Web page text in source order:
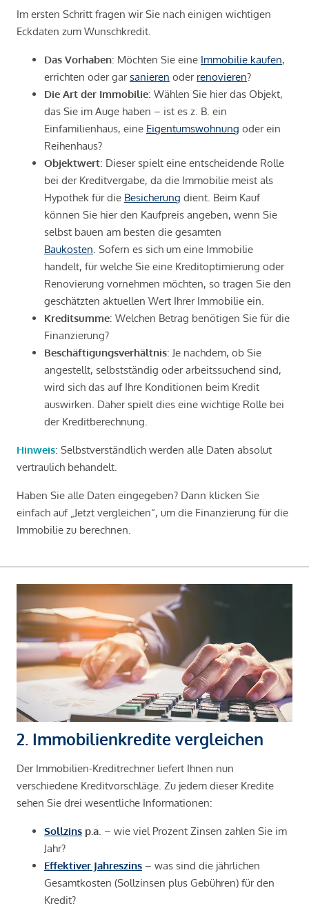
Im ersten Schritt fragen wir Sie nach einigen wichtigen
Eckdaten zum Wunschkredit.
Das Vorhaben: Möchten Sie eine Immobilie kaufen,
errichten oder garsanieren oder renovieren?
Die Art der Immobilie: Wählen Sie hier das Objekt,
das Sie im Auge haben – ist es z. B. ein
Einfamilienhaus, eine Eigentumswohnung oder ein
Reihenhaus?
Objektwert: Dieser spielt eine entscheidende Rolle
bei der Kreditvergabe, da die Immobilie meist als
Hypothek für die Besicherung dient. Beim Kauf
können Sie hier den Kaufpreis angeben, wenn Sie
selbst bauen am besten die gesamten
Baukosten . Sofern es sich um eine Immobilie
handelt, für welche Sie eine Kreditoptimierung oder
Renovierung vornehmen möchten, so tragen Sie den
geschätzten aktuellen Wert Ihrer Immobilie ein.
Kreditsumme: Welchen Betrag benötigen Sie für die
Finanzierung?
Beschäftigungsverhältnis: Je nachdem, ob Sie
angestellt, selbstständig oder arbeitssuchend sind,
wird sich das auf Ihre Konditionen beim Kredit
auswirken. Daher spielt dies eine wichtige Rolle bei
der Kreditberechnung.
Hinweis: Selbstverständlich werden alle Daten absolut
vertraulich behandelt.
Haben Sie alle Daten eingegeben? Dann klicken Sie
einfach auf „Jetzt vergleichen“, um die Finanzierung für die
Immobilie zu berechnen.
2. Immobilienkredite vergleichen
Der Immobilien-Kreditrechner liefert Ihnen nun
verschiedene Kreditvorschläge. Zu jedem dieser Kredite
sehen Sie drei wesentliche Informationen:
Sollzins p.a . – wie viel Prozent Zinsen zahlen Sie im
Jahr?
Effektiver Jahreszins – was sind die jährlichen
Gesamtkosten (Sollzinsen plus Gebühren) für den
Kredit?